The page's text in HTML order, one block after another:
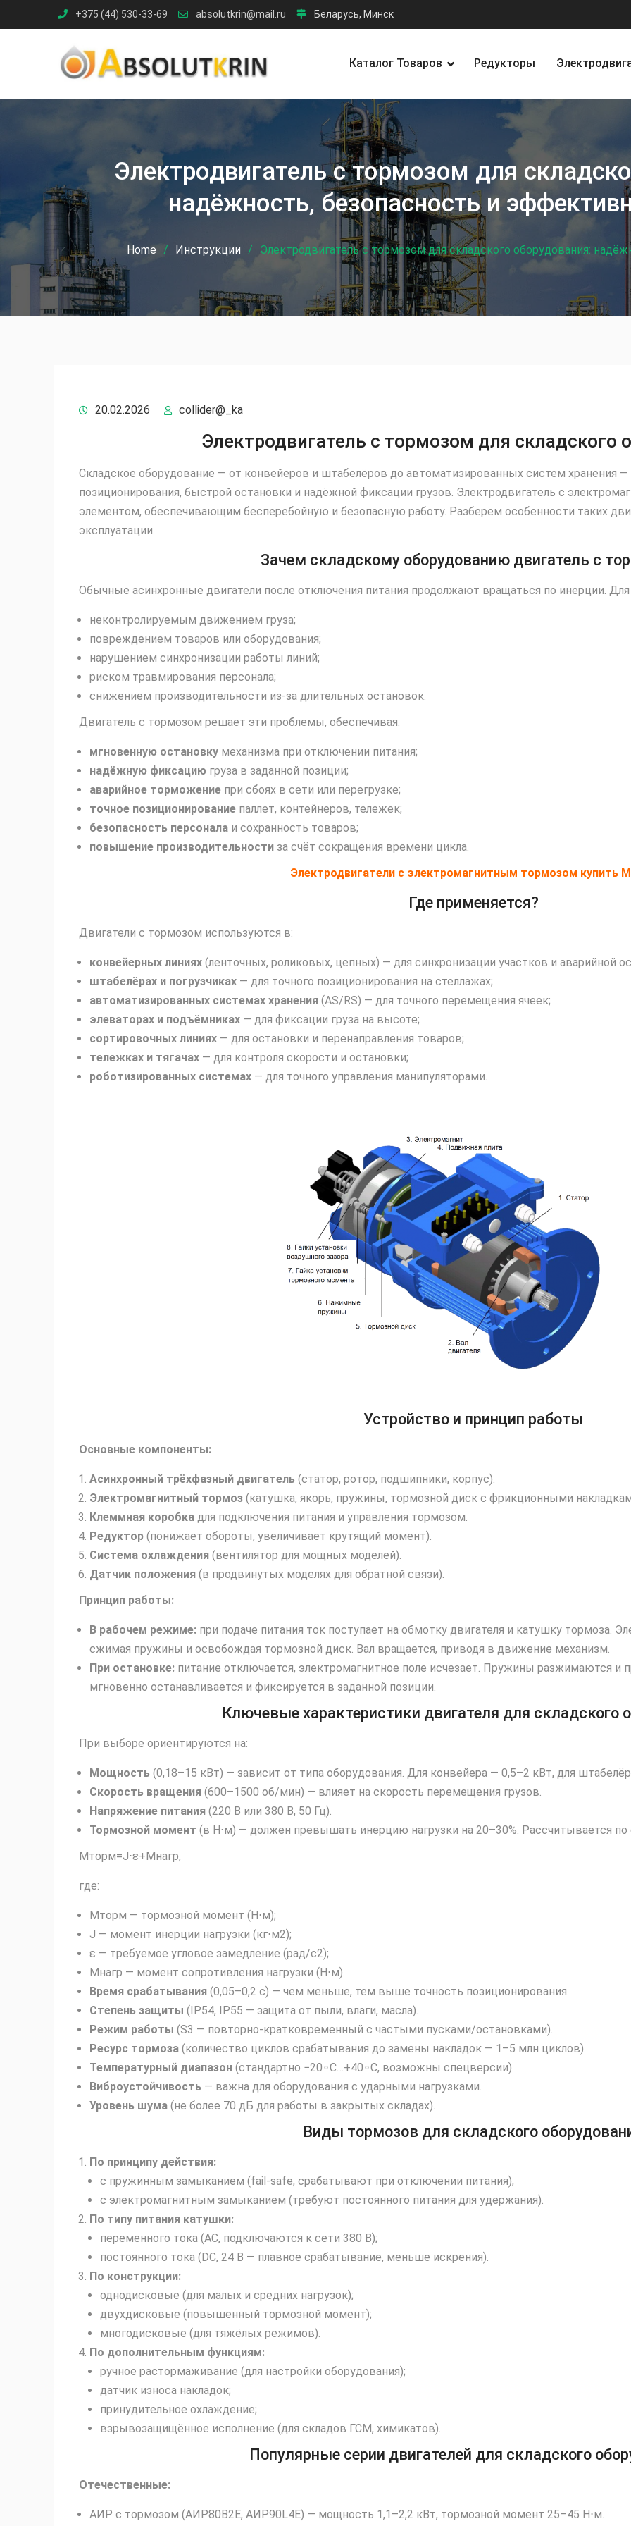
to
+375 (44) 530-33-69 absolutkrin@mail.ru Беларусь, Минск
Каталог Товаров Редукторы
Электродвигатель с тормозом для
надёжность, безопасность и
Home Инструкции Электродвигатель с тормозом для складского оборудования:
20.02.2026 collider@_ka
Электродвигатель с тормозом для складского
Складское оборудование — от конвейеров и штабелёров до автоматизированных систем хранения
позиционирования, быстрой остановки и надёжной фиксации грузов. Электродвигатель с
элементом, обеспечивающим бесперебойную и безопасную работу. Разберём особенности таких
эксплуатации.
Зачем складскому оборудованию двигатель с
Обычные асинхронные двигатели после отключения питания продолжают вращаться по инерции. Для
неконтролируемым движением груза;
повреждением товаров или оборудования;
нарушением синхронизации работы линий;
риском травмирования персонала;
снижением производительности из‑за длительных остановок.
Двигатель с тормозом решает эти проблемы, обеспечивая:
мгновенную остановку механизма при отключении питания;
надёжную фиксацию груза в заданной позиции;
аварийное торможение при сбоях в сети или перегрузке;
точное позиционирование паллет, контейнеров, тележек;
безопасность персонала и сохранность товаров;
повышение производительности за счёт сокращения времени цикла.
Электродвигатели с электромагнитным тормозом купить
Где применяется?
Двигатели с тормозом используются в:
конвейерных линиях (ленточных, роликовых, цепных) — для синхронизации участков и аварийной
штабелёрах и погрузчиках — для точного позиционирования на стеллажах;
автоматизированных системах хранения (AS/RS) — для точного перемещения ячеек;
элеваторах и подъёмниках — для фиксации груза на высоте;
сортировочных линиях — для остановки и перенаправления товаров;
тележках и тягачах — для контроля скорости и остановки;
роботизированных системах — для точного управления манипуляторами.
Устройство и принцип работы
Основные компоненты:
Асинхронный трёхфазный двигатель (статор, ротор, подшипники, корпус).
Электромагнитный тормоз (катушка, якорь, пружины, тормозной диск с фрикционными
Клеммная коробка для подключения питания и управления тормозом.
Редуктор (понижает обороты, увеличивает крутящий момент).
Система охлаждения (вентилятор для мощных моделей).
Датчик положения (в продвинутых моделях для обратной связи).
Принцип работы:
В рабочем режиме: при подаче питания ток поступает на обмотку двигателя и катушку тормоза.
сжимая пружины и освобождая тормозной диск. Вал вращается, приводя в движение механизм.
При остановке: питание отключается, электромагнитное поле исчезает. Пружины разжимаются и
мгновенно останавливается и фиксируется в заданной позиции.
Ключевые характеристики двигателя для складского
При выборе ориентируются на:
Мощность (0,18–15 кВт) — зависит от типа оборудования. Для конвейера — 0,5–2 кВт, для
Скорость вращения (600–1500 об/мин) — влияет на скорость перемещения грузов.
Напряжение питания (220 В или 380 В, 50 Гц).
Тормозной момент (в Н⋅м) — должен превышать инерцию нагрузки на 20–30%. Рассчитывается
Mторм​=J⋅ε+Mнагр​,
где:
Mторм​ — тормозной момент (Н⋅м);
J — момент инерции нагрузки (кг⋅м2);
ε — требуемое угловое замедление (рад/с2);
Mнагр​ — момент сопротивления нагрузки (Н⋅м).
Время срабатывания (0,05–0,2 с) — чем меньше, тем выше точность позиционирования.
Степень защиты (IP54, IP55 — защита от пыли, влаги, масла).
Режим работы (S3 — повторно‑кратковременный с частыми пусками/остановками).
Ресурс тормоза (количество циклов срабатывания до замены накладок — 1–5 млн циклов).
Температурный диапазон (стандартно −20∘C…+40∘C, возможны спецверсии).
Виброустойчивость — важна для оборудования с ударными нагрузками.
Уровень шума (не более 70 дБ для работы в закрытых складах).
Виды тормозов для складского
По принципу действия:
с пружинным замыканием (fail‑safe, срабатывают при отключении питания);
с электромагнитным замыканием (требуют постоянного питания для удержания).
По типу питания катушки:
переменного тока (AC, подключаются к сети 380 В);
постоянного тока (DC, 24 В — плавное срабатывание, меньше искрения).
По конструкции:
однодисковые (для малых и средних нагрузок);
двухдисковые (повышенный тормозной момент);
многодисковые (для тяжёлых режимов).
По дополнительным функциям:
ручное растормаживание (для настройки оборудования);
датчик износа накладок;
принудительное охлаждение;
взрывозащищённое исполнение (для складов ГСМ, химикатов).
Популярные серии двигателей для складского
Отечественные:
АИР с тормозом (АИР80В2Е, АИР90L4Е) — мощность 1,1–2,2 кВт, тормозной момент 25–45 Н⋅м.